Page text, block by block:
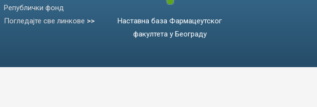
Републички фонд
Погледајте све линкове >>
Наставна база Фармацеутског
факултета у Београду